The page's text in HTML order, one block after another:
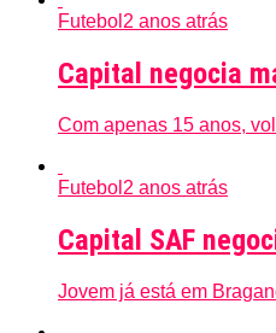
Futebol 2 anos atrás
Capital negocia
Com apenas 15 anos,
Futebol 2 anos atrás
Capital SAF
Jovem já está em